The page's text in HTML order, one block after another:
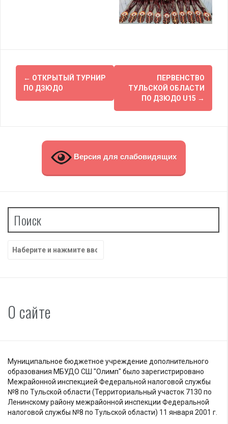
Навигация
по
записям
← ОТКРЫТЫЙ ТУРНИР
ПО ДЗЮДО
ПЕРВЕНСТВО
ТУЛЬСКОЙ ОБЛАСТИ
ПО ДЗЮДО U15 →
Версия для слабовидящих
Поиск
Найти:
О сайте
Муниципальное бюджетное учреждение дополнительного
образования МБУДО СШ "Олимп" было зарегистрировано
Межрайонной инспекцией Федеральной налоговой службы
№8 по Тульской области (Территориальный участок 7130 по
Ленинскому району межрайонной инспекции Федеральной
налоговой службы №8 по Тульской области) 11 января 2001 г.